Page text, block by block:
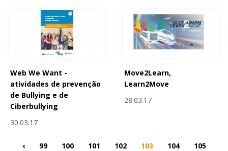
Web We Want -
atividades de prevenção
de Bullying e de
Ciberbullying
30.03.17
Move2Learn,
Learn2Move
28.03.17
‹ 99 100 101 102 103 104
105